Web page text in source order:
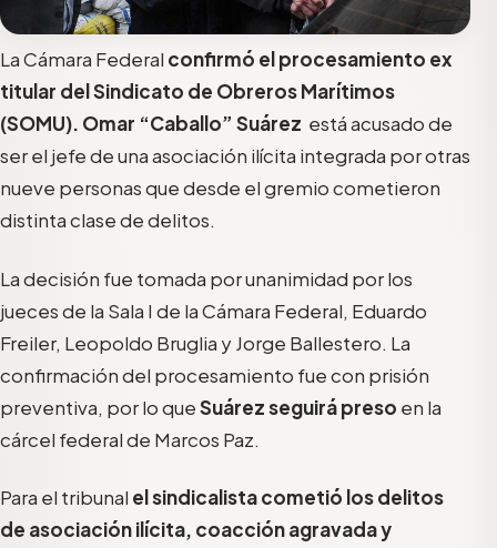
La Cámara Federal confirmó el procesamiento ex
titular del Sindicato de Obreros Marítimos
(SOMU). Omar “Caballo” Suárez está acusado de
ser el jefe de una asociación ilícita integrada por otras
nueve personas que desde el gremio cometieron
distinta clase de delitos.
La decisión fue tomada por unanimidad por los
jueces de la Sala I de la Cámara Federal, Eduardo
Freiler, Leopoldo Bruglia y Jorge Ballestero. La
confirmación del procesamiento fue con prisión
preventiva, por lo queSuárez seguirá preso en la
cárcel federal de Marcos Paz.
Para el tribunal el sindicalista cometió los delitos
de asociación ilícita, coacción agravada y